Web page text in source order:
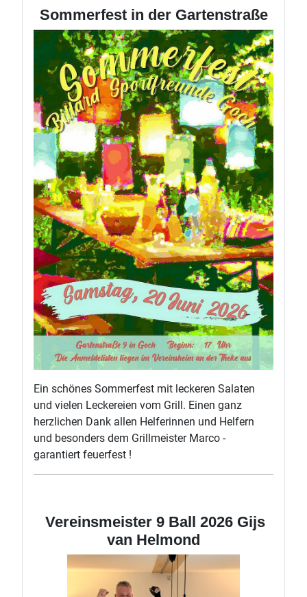
Sommerfest in der Gartenstraße
Ein schönes Sommerfest mit leckeren Salaten
und vielen Leckereien vom Grill. Einen ganz
herzlichen Dank allen Helferinnen und Helfern
und besonders dem Grillmeister Marco -
garantiert feuerfest !
Vereinsmeister 9 Ball 2026 Gijs
van Helmond